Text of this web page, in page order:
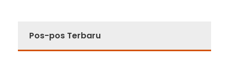
Pos-pos Terbaru